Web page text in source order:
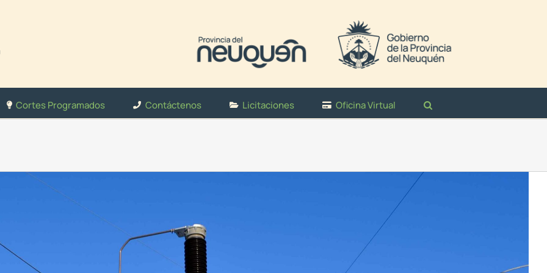
Cortes Programados Contáctenos Licitaciones Oficina Virtual